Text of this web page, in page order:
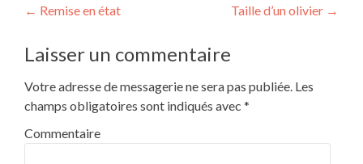
Navigation des articles
← Remise en état Taille d’un olivier →
Laisser un commentaire
Votre adresse de messagerie ne sera pas publiée. Les
champs obligatoires sont indiqués avec *
Commentaire